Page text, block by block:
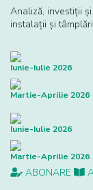
Analiză, investiţii
instalaţii și
Iunie-Iulie 2026
Martie-Aprilie 2026
Iunie-Iulie 2026
Martie-Aprilie 2026
ABONARE